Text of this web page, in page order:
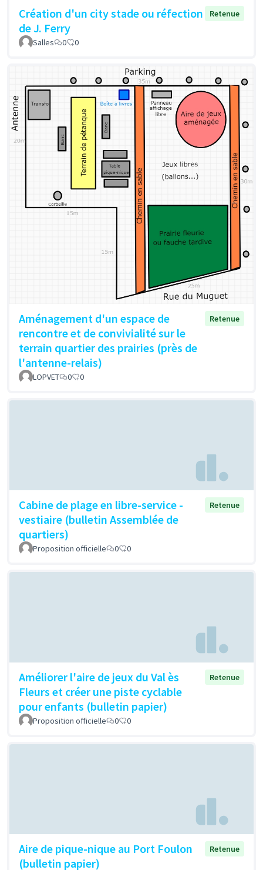
Création d'un city stade ou réfection
de J. Ferry
Retenue
Salles 0 0
Aménagement d'un espace de
rencontre et de convivialité sur le
terrain quartier des prairies (près de
l'antenne-relais)
Retenue
LOPVET 0 0
Cabine de plage en libre-service -
vestiaire (bulletin Assemblée de
quartiers)
Retenue
Proposition officielle 0 0
Améliorer l'aire de jeux du Val ès
Fleurs et créer une piste cyclable
pour enfants (bulletin papier)
Retenue
Proposition officielle 0 0
Aire de pique-nique au Port Foulon
(bulletin papier)
Retenue